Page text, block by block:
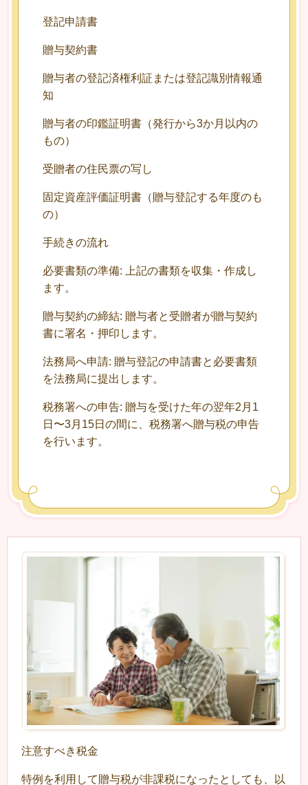
登記申請書
贈与契約書
贈与者の登記済権利証または登記識別情報通
知
贈与者の印鑑証明書（発行から3か月以内の
もの）
受贈者の住民票の写し
固定資産評価証明書（贈与登記する年度のも
の）
手続きの流れ
必要書類の準備: 上記の書類を収集・作成し
ます。
贈与契約の締結: 贈与者と受贈者が贈与契約
書に署名・押印します。
法務局へ申請: 贈与登記の申請書と必要書類
を法務局に提出します。
税務署への申告: 贈与を受けた年の翌年2月1
日〜3月15日の間に、税務署へ贈与税の申告
を行います。
注意すべき税金
特例を利用して贈与税が非課税になったとしても、以